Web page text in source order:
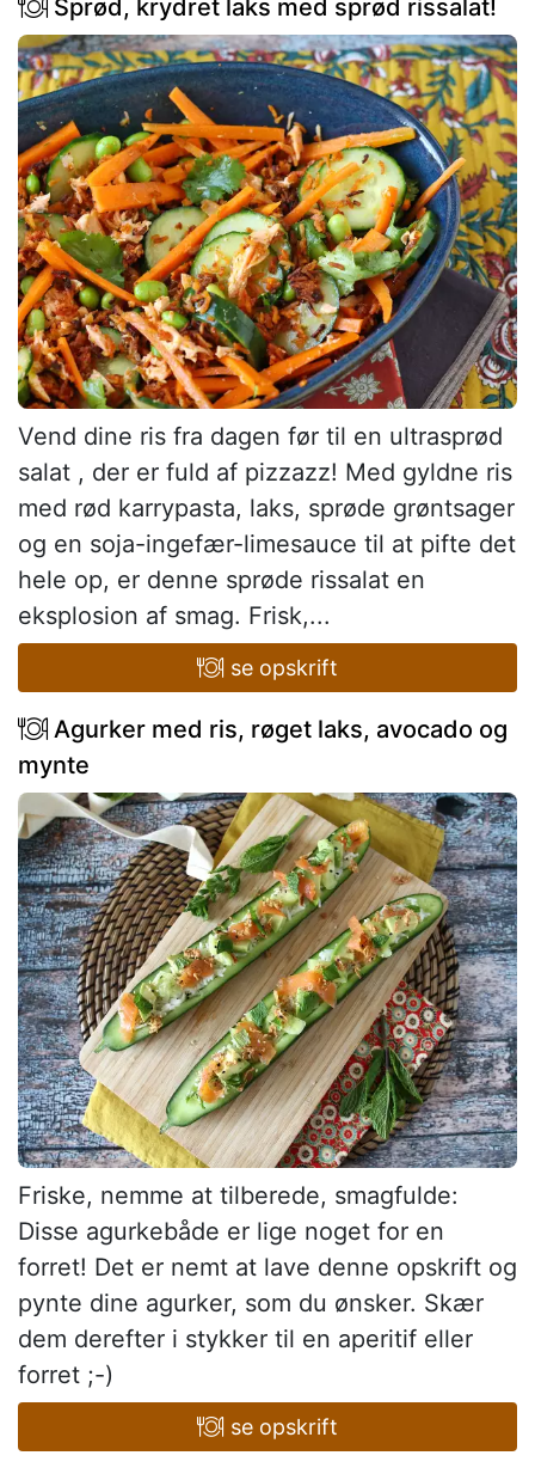
Sprød, krydret laks med sprød rissalat!
Vend dine ris fra dagen før til en ultrasprød
salat , der er fuld af pizzazz! Med gyldne ris
med rød karrypasta, laks, sprøde grøntsager
og en soja-ingefær-limesauce til at pifte det
hele op, er denne sprøde rissalat en
eksplosion af smag. Frisk,...
se opskrift
Agurker med ris, røget laks, avocado og
mynte
Friske, nemme at tilberede, smagfulde:
Disse agurkebåde er lige noget for en
forret! Det er nemt at lave denne opskrift og
pynte dine agurker, som du ønsker. Skær
dem derefter i stykker til en aperitif eller
forret ;-)
se opskrift